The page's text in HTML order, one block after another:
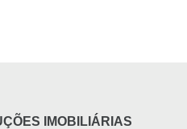
IMOBILIÁRIAS